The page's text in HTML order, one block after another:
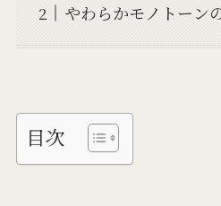
やわらかモノトーン
目次